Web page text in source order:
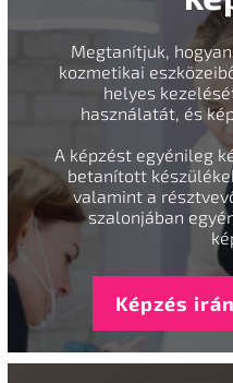
Megtanítjuk,
kozmetikai
helyes
használatát, és
A képzést egyénileg
betanított
valamint a
szalonjában
Képzés